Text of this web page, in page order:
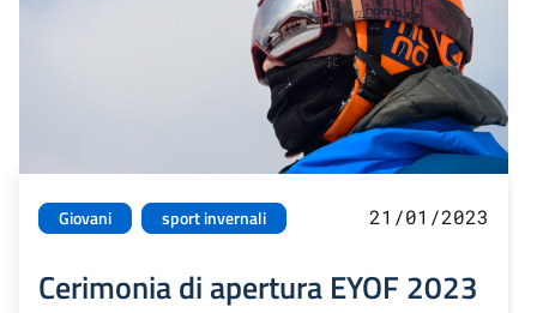
Giovani sport invernali 21/01/2023
Cerimonia di apertura EYOF 2023